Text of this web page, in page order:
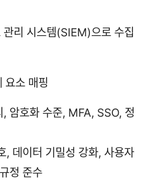
관리 시스템(SIEM)으로 수집
요소 매핑
, 암호화 수준, MFA, SSO, 정
, 데이터 기밀성 강화, 사용자
정 준수